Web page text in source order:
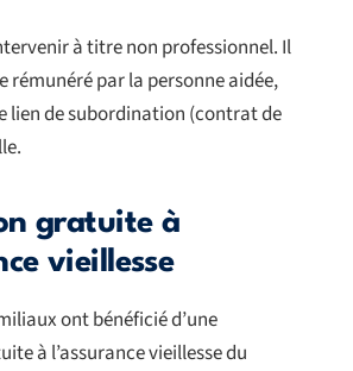
à titre non professionnel. Il
rémunéré par la personne aidée,
lien de subordination (contrat de
gratuite à
vieillesse
ont bénéficié d’une
à l’assurance vieillesse du